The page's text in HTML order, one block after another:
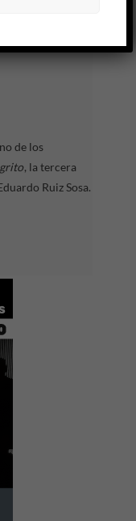
de los
, la tercera
Ruiz Sosa.